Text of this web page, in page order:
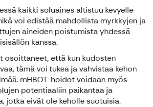
kaikki soluaines altistuu kevyelle
voi edistää mahdollista myrkkyjen ja
aineiden poistumista yhdessä
kanssa.
osoittaneet, että kun kudosten
tämä voi tukea ja vahvistaa kehon
mHBOT-hoidot voidaan myös
potentiaaliin paikantaa ja
jotka eivät ole keholle suotuisia.